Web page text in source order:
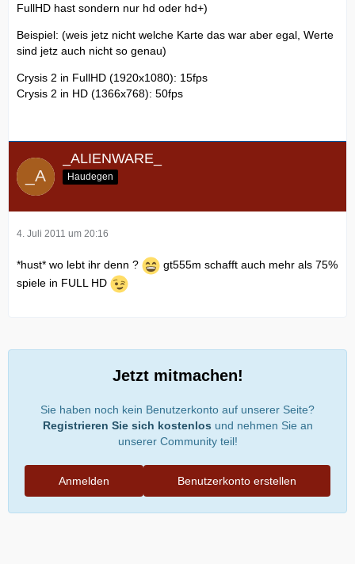
FullHD hast sondern nur hd oder hd+)
Beispiel: (weis jetz nicht welche Karte das war aber egal, Werte
sind jetz auch nicht so genau)
Crysis 2 in FullHD (1920x1080): 15fps
Crysis 2 in HD (1366x768): 50fps
_ALIENWARE_
Haudegen
4. Juli 2011 um 20:16
*hust* wo lebt ihr denn ?
gt555m schafft auch mehr als 75%
spiele in FULL HD
Jetzt mitmachen!
Sie haben noch kein Benutzerkonto auf unserer Seite?
Registrieren Sie sich kostenlos und nehmen Sie an
unserer Community teil!
Benutzerkonto erstellen
Anmelden